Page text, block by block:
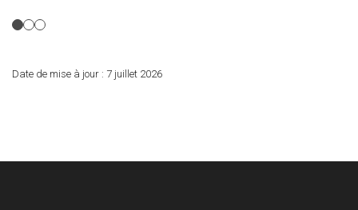
Date de mise à jour : 7 juillet 2026